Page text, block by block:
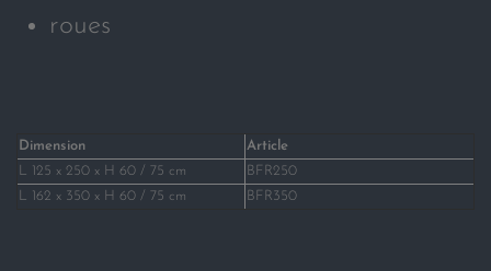
roues
Dimension
Article
L 125 x 250 x H 60 / 75 cm
BFR250
L 162 x 350 x H 60 / 75 cm
BFR350